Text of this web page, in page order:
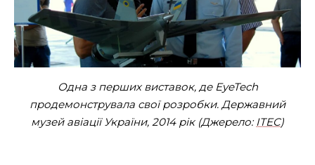
Одна з перших виставок, де EyeTech
продемонструвала свої розробки. Державний
музей авіації України, 2014 рік (Джерело:ITEC)